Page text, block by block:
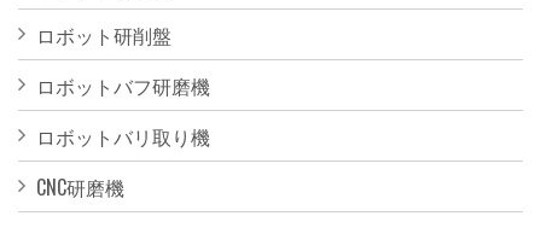
ロボット研削盤
ロボットバフ研磨機
ロボットバリ取り機
CNC研磨機